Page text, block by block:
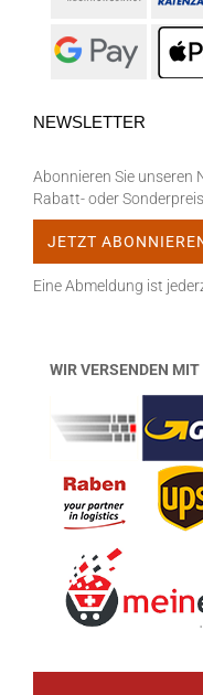
NEWSLETTER
Abonnieren Sie unseren
Rabatt- oder
Eine Abmeldung ist
WIR VERSENDEN MIT